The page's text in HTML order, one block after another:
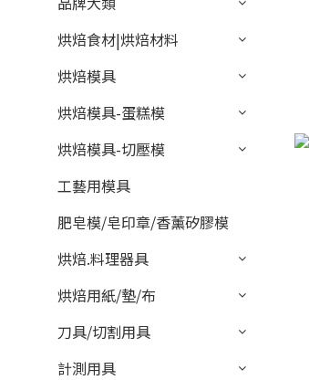
烘焙食材|烘焙材料
烘焙模具
烘焙模具-蛋糕模
烘焙模具-切壓模
工藝用模具
肥皂模/皂印章/香薰矽膠模
烘焙.料理器具
烘焙用紙/墊/布
刀具/切割用具
計測用具